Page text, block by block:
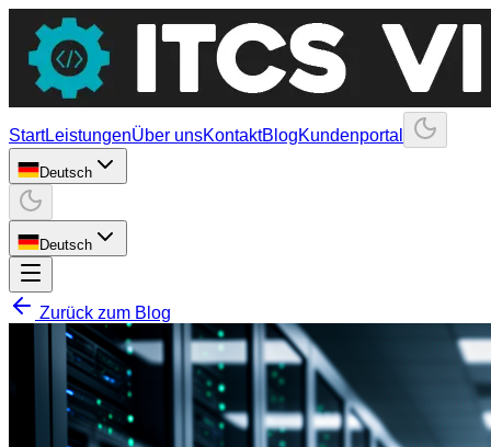
StartLeistungenÜber unsKontaktBlogKundenportal
Deutsch
Deutsch
Zurück zum Blog